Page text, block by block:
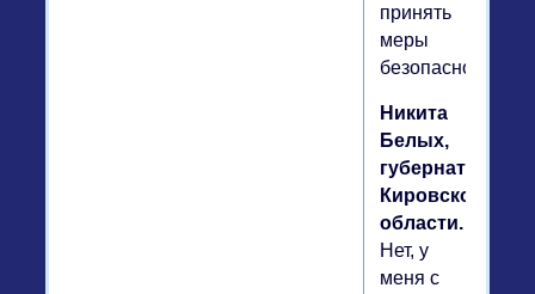
принять
меры
безопасности.
Никита
Белых,
губернатор
Кировской
области.
Нет, у
меня с